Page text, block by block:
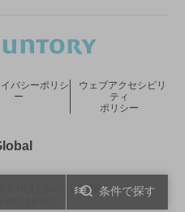
条件で探す
HOLDINGS LIMITED.
バシーポリシ
ー
ウェブアクセシビリ
ティ
ポリシー
新しいウィンドウで開く